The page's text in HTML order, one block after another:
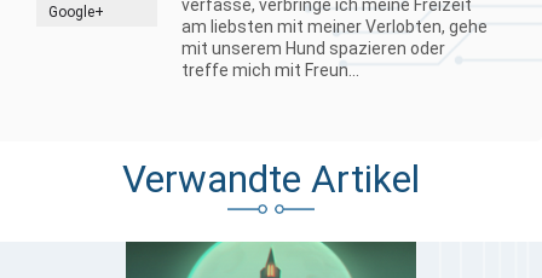
Google+
verfasse, verbringe ich meine Freizeit
am liebsten mit meiner Verlobten, gehe
mit unserem Hund spazieren oder
treffe mich mit Freun...
Verwandte Artikel